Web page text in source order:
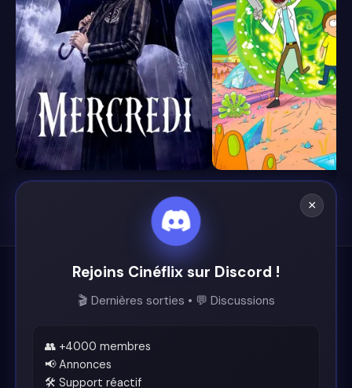
8.4 8.7
Cinéflix
Support
×
Rejoins Cinéflix sur Discord !
🎬 Dernières sorties • 💬 Discussions
👥 +4000 membres
📢 Annonces
🛠️ Support réactif